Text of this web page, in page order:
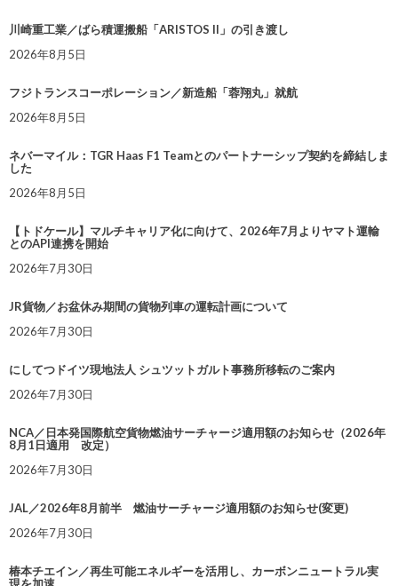
川崎重工業／ばら積運搬船「ARISTOS II」の引き渡し
2026年8月5日
フジトランスコーポレーション／新造船「蓉翔丸」就航
2026年8月5日
ネバーマイル：TGR Haas F1 Teamとのパートナーシップ契約を締結しま
した
2026年8月5日
【トドケール】マルチキャリア化に向けて、2026年7月よりヤマト運輸
とのAPI連携を開始
2026年7月30日
JR貨物／お盆休み期間の貨物列車の運転計画について
2026年7月30日
にしてつドイツ現地法人 シュツットガルト事務所移転のご案内
2026年7月30日
NCA／日本発国際航空貨物燃油サーチャージ適用額のお知らせ（2026年
8月1日適用 改定）
2026年7月30日
JAL／2026年8月前半 燃油サーチャージ適用額のお知らせ(変更)
2026年7月30日
椿本チエイン／再生可能エネルギーを活用し、カーボンニュートラル実